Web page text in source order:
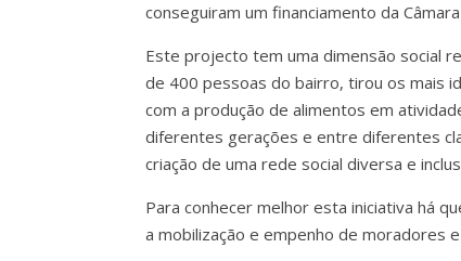
conseguiram um financiamento da
Este projecto tem uma dimensão social
de 400 pessoas do bairro, tirou os mais
com a produção de alimentos em
diferentes gerações e entre diferentes
criação de uma rede social diversa e
Para conhecer melhor esta iniciativa há
a mobilização e empenho de moradores